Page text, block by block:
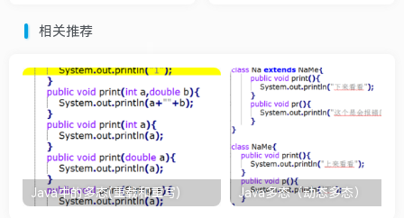
相关推荐
Java中的多态(重载和重写) Java多态（动态多态）